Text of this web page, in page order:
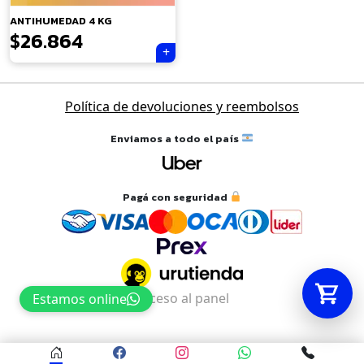
ANTIHUMEDAD 4 KG
$26.864
Política de devoluciones y reembolsos
Enviamos a todo el país
Pagá con seguridad
Estamos online Acceso al panel
Tu carrito está vacío.
automáticamente.